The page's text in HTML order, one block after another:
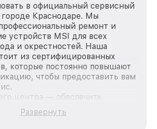
в официальный сервисный
Краснодаре. Мы
ремонт и
устройств MSI для всех
и окрестностей. Наша
из сертифицированных
которые постоянно повышают
чтобы предоставить вам
центра — обеспечить
и доступный ремонт для
продукции MSI, вне
Развернуть